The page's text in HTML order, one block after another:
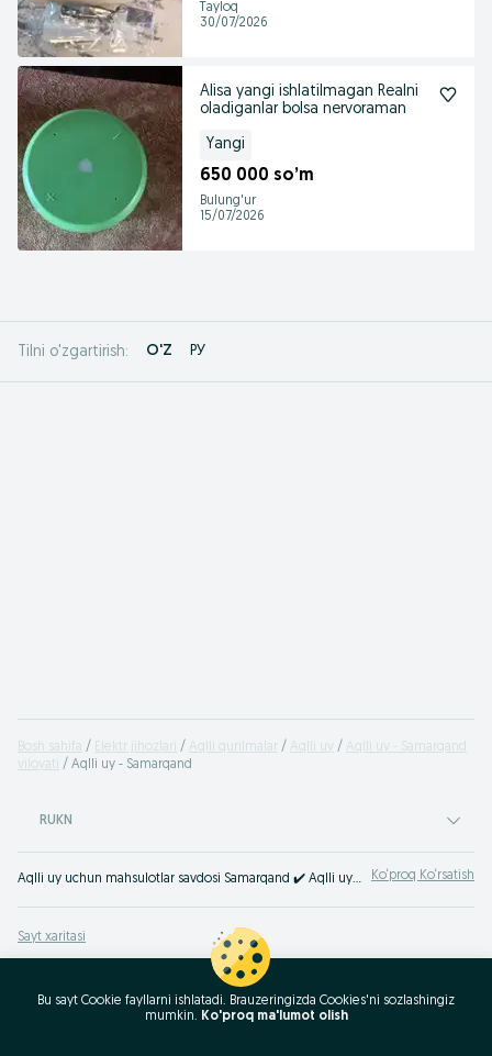
Tayloq
30/07/2026
Alisa yangi ishlatilmagan Realni
oladiganlar bolsa nervoraman
Yangi
650 000 so’m
Bulung'ur
15/07/2026
Tilni o'zgartirish: O'Z РУ
Bosh sahifa Elektr jihozlari Aqlli qurilmalar Aqlli uy
Aqlli uy - Samarqand
viloyati
Aqlli uy - Samarqand
RUKN
Aqlli uy uchun mahsulotlar savdosi Samarqand ✔️ Aqlli uy mahsulotlarini yangi yoki ishlatilgan holda hamyonbop narxda sotib olish ☝ OLX.uz’da smart-gadjetlarning katta tanlovi! Ko‘proq Ko‘rsatish
Sayt xaritasi
Biznes-sahifa xaritasi
Bu sayt Cookie fayllarni ishlatadi. Brauzeringizda Cookies'ni sozlashingiz
mumkin. Ko'proq ma'lumot olish